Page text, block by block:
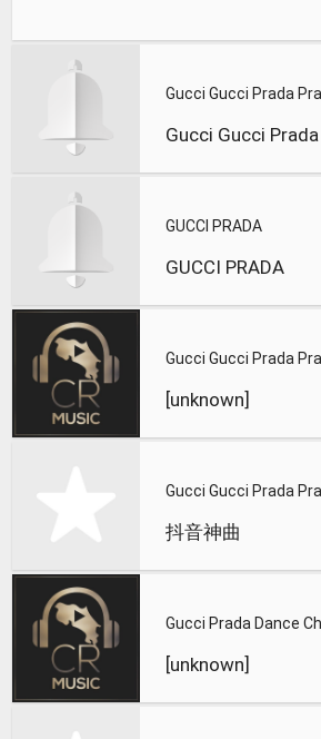
Gucci Gucci Prada
Gucci Gucci
GUCCI PRADA
GUCCI PRADA
Gucci Gucci Prada
[unknown]
Gucci Gucci Prada
抖音神曲
[unknown]